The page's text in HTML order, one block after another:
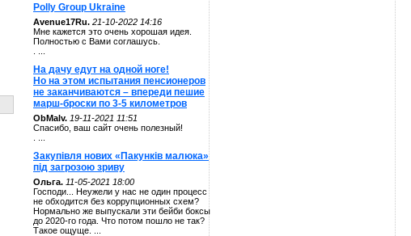
Polly Group Ukraine
Avenue17Ru. 21-10-2022 14:16
Мне кажется это очень хорошая идея.
Полностью с Вами соглашусь.
На дачу едут на одной ноге!
Но на этом испытания пенсионеров
не заканчиваются – впереди пешие
марш-броски по 3-5 километров
ОbMalv. 19-11-2021 11:51
Спасибо, ваш сайт очень полезный!
Закупівля нових «Пакунків малюка»
під загрозою зриву
Ольга. 11-05-2021 18:00
Господи... Неужели у нас не один процесс
не обходится без коррупционных схем?
Нормально же выпускали эти бейби боксы
до 2020-го года. Что потом пошло не так?
Такое ощуще. ...